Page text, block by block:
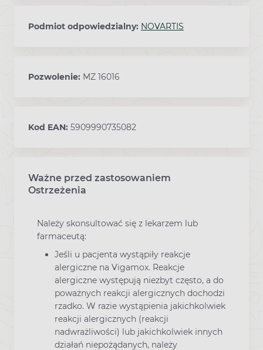
Podmiot odpowiedzialny: NOVARTIS
Pozwolenie: MZ 16016
Kod EAN: 5909990735082
Ważne przed zastosowaniem
Ostrzeżenia
Należy skonsultować się z lekarzem lub
farmaceutą:
Jeśli u pacjenta wystąpiły reakcje
alergiczne na Vigamox. Reakcje
alergiczne występują niezbyt często, a do
poważnych reakcji alergicznych dochodzi
rzadko. W razie wystąpienia jakichkolwiek
reakcji alergicznych (reakcji
nadwrażliwości) lub jakichkolwiek innych
działań niepożądanych, należy